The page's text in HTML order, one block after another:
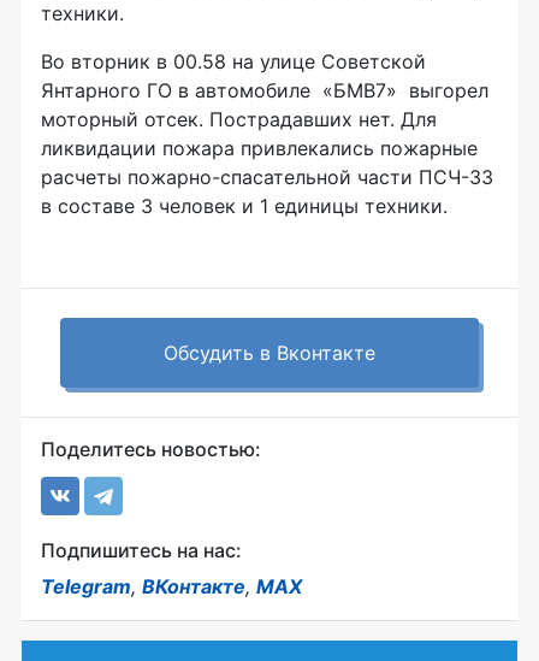
техники.
Во вторник в 00.58 на улице Советской
Янтарного ГО в автомобиле «БМВ7» выгорел
моторный отсек. Пострадавших нет. Для
ликвидации пожара привлекались пожарные
расчеты пожарно-спасательной части ПСЧ-33
в составе 3 человек и 1 единицы техники.
Обсудить в Вконтакте
Поделитесь новостью:
Подпишитесь на нас:
Telegram, ВКонтакте, MAX